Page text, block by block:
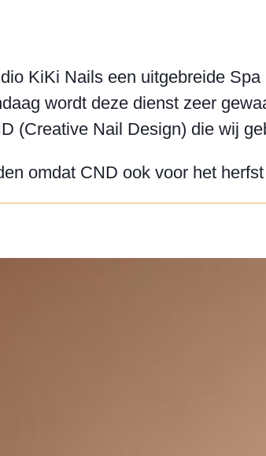
KiKi Nails een uitgebreide
wordt deze dienst zeer
(Creative Nail Design) die wij
omdat CND ook voor het